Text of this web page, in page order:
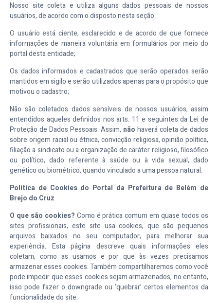
Nosso site coleta e utiliza alguns dados pessoais de nossos
usuários, de acordo com o disposto nesta seção.
O usuário está ciente, esclarecido e de acordo de que fornece
informações de maneira voluntária em formulários por meio do
portal desta entidade;
Os dados informados e cadastrados que serão operados serão
mantidos em sigilo e serão utilizados apenas para o propósito que
motivou o cadastro;
Não são coletados dados sensíveis de nossos usuários, assim
entendidos aqueles definidos nos arts. 11 e seguintes da Lei de
Proteção de Dados Pessoais. Assim, não haverá coleta de dados
sobre origem racial ou étnica, convicção religiosa, opinião política,
filiação a sindicato ou a organização de caráter religioso, filosófico
ou político, dado referente à saúde ou à vida sexual, dado
genético ou biométrico, quando vinculado a uma pessoa natural.
Política de Cookies do Portal da Prefeitura de Belém de
Brejo do Cruz
O que são cookies? Como é prática comum em quase todos os
sites profissionais, este site usa cookies, que são pequenos
arquivos baixados no seu computador, para melhorar sua
experiência. Esta página descreve quais informações eles
coletam, como as usamos e por que às vezes precisamos
armazenar esses cookies. Também compartilharemos como você
pode impedir que esses cookies sejam armazenados, no entanto,
isso pode fazer o downgrade ou ‘quebrar’ certos elementos da
funcionalidade do site.